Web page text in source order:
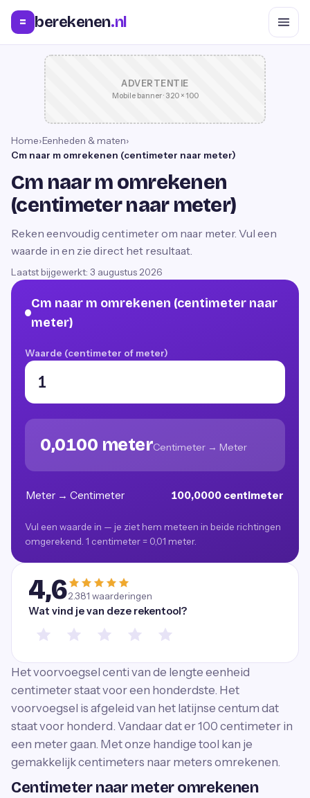
= berekenen.nl
ADVERTENTIE
Mobile banner · 320 × 100
Home›Eenheden & maten›
Cm naar m omrekenen (centimeter naar meter)
Cm naar m omrekenen
(centimeter naar meter)
Reken eenvoudig centimeter om naar meter. Vul een
waarde in en zie direct het resultaat.
Laatst bijgewerkt: 3 augustus 2026
Cm naar m omrekenen (centimeter naar
meter)
Waarde (centimeter of meter)
0,0100 meterCentimeter → Meter
Meter → Centimeter 100,0000 centimeter
Vul een waarde in — je ziet hem meteen in beide richtingen
omgerekend. 1 centimeter = 0,01 meter.
4,62.381 waarderingen
Wat vind je van deze rekentool?
Het voorvoegsel centi van de lengte eenheid
centimeter staat voor een honderdste. Het
voorvoegsel is afgeleid van het latijnse centum dat
staat voor honderd. Vandaar dat er 100 centimeter in
een meter gaan. Met onze handige tool kan je
gemakkelijk centimeters naar meters omrekenen.
Centimeter naar meter omrekenen